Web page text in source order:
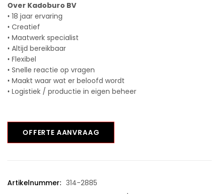
Over Kadoburo BV
• 18 jaar ervaring
• Creatief
• Maatwerk specialist
• Altijd bereikbaar
• Flexibel
• Snelle reactie op vragen
• Maakt waar wat er beloofd wordt
• Logistiek / productie in eigen beheer
OFFERTE AANVRAAG
Artikelnummer: 314-2885